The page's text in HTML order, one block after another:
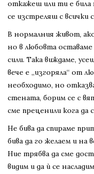
откажеш или ти е била
се изстреляш с всички
В нормалния живот,
но в любовта оставаме
сили. Така виждаме,
вече е „изгоряла“ от
необходимо, но
стената, борим се с
сме преценили кога да
Не бива да спираме
бива да го желаем и на
Ние трябва да сме
видим и да ѝ се